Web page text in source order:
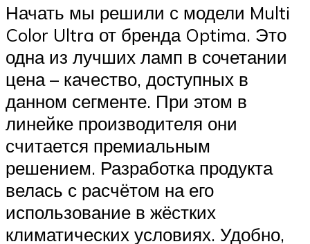
Начать мы решили с модели Multi
Color Ultra от бренда Optima. Это
одна из лучших ламп в сочетании
цена – качество, доступных в
данном сегменте. При этом в
линейке производителя они
считается премиальным
решением. Разработка продукта
велась с расчётом на его
использование в жёстких
климатических условиях. Удобно,